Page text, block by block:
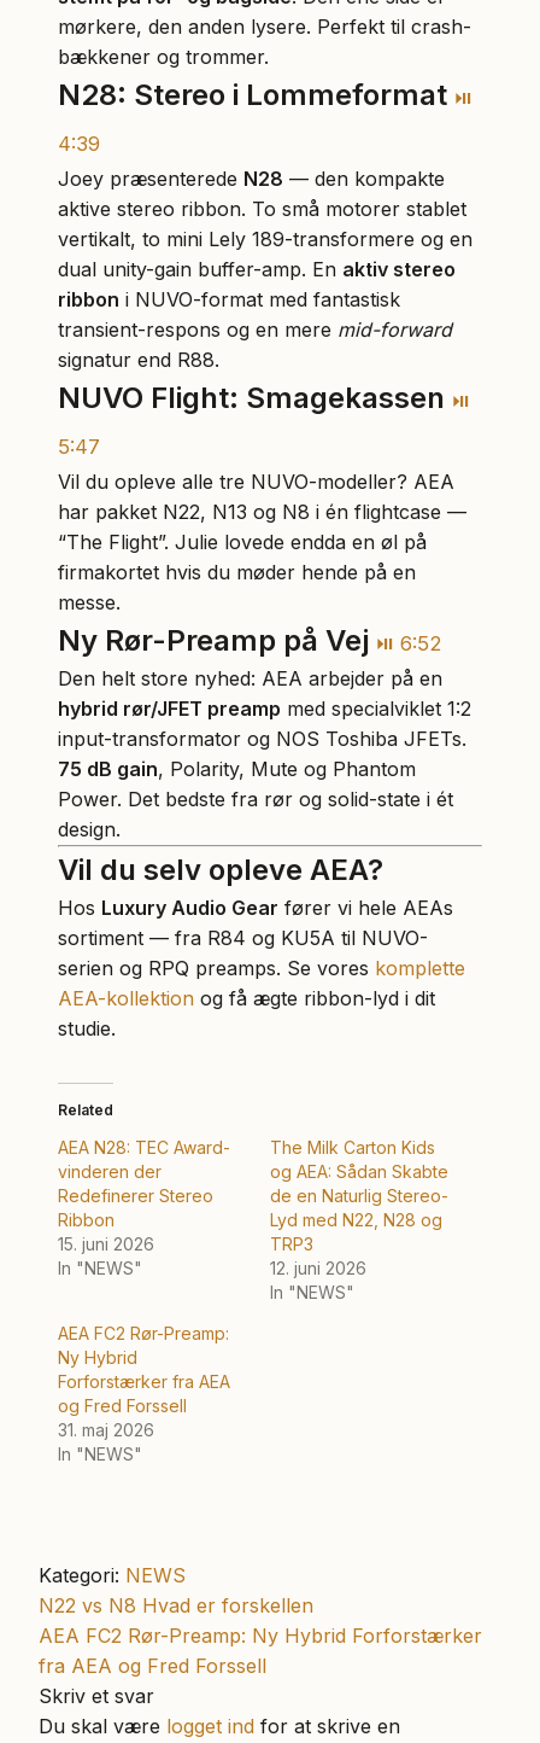
mørkere, den anden lysere. Perfekt til crash-
bækkener og trommer.
N28: Stereo i Lommeformat ⏯
4:39
Joey præsenterede N28 — den kompakte
aktive stereo ribbon. To små motorer stablet
vertikalt, to mini Lely 189-transformere og en
dual unity-gain buffer-amp. En aktiv stereo
ribbon i NUVO-format med fantastisk
transient-respons og en mere mid-forward
signatur end R88.
NUVO Flight: Smagekassen ⏯
5:47
Vil du opleve alle tre NUVO-modeller? AEA
har pakket N22, N13 og N8 i én flightcase —
“The Flight”. Julie lovede endda en øl på
firmakortet hvis du møder hende på en
messe.
Ny Rør-Preamp på Vej ⏯ 6:52
Den helt store nyhed: AEA arbejder på en
hybrid rør/JFET preamp med specialviklet 1:2
input-transformator og NOS Toshiba JFETs.
75 dB gain, Polarity, Mute og Phantom
Power. Det bedste fra rør og solid-state i ét
design.
Vil du selv opleve AEA?
Hos Luxury Audio Gear fører vi hele AEAs
sortiment — fra R84 og KU5A til NUVO-
serien og RPQ preamps. Se vores komplette
AEA-kollektion og få ægte ribbon-lyd i dit
studie.
Related
AEA N28: TEC Award-
vinderen der
Redefinerer Stereo
Ribbon
15. juni 2026
In "NEWS"
The Milk Carton Kids
og AEA: Sådan Skabte
de en Naturlig Stereo-
Lyd med N22, N28 og
TRP3
12. juni 2026
In "NEWS"
AEA FC2 Rør-Preamp:
Ny Hybrid
Forforstærker fra AEA
og Fred Forssell
31. maj 2026
In "NEWS"
Kategori: NEWS
Indlægsnavigation
Forrige
indlæg:
N22 vs N8 Hvad er forskellen
Næste
indlæg:
AEA FC2 Rør-Preamp: Ny Hybrid Forforstærker
fra AEA og Fred Forssell
Skriv et svar
Du skal være logget ind for at skrive en